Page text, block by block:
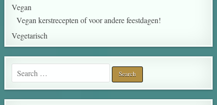
Vegan
Vegan kerstrecepten of voor andere feestdagen!
Vegetarisch